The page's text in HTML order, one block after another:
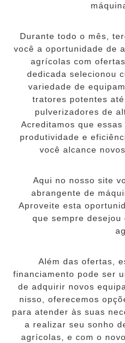
Durante todo o mês,
você a oportunidade de
agrícolas com
dedicada selecionou
variedade de
tratores potentes
pulverizadores de
Acreditamos que
produtividade e
você alcance
Aqui no nosso site
abrangente de
Aproveite esta
que sempre
Além das ofertas,
financiamento pode ser
de adquirir novos
nisso, oferecemos
para atender às suas
a realizar seu sonho
agrícolas, e com o novo